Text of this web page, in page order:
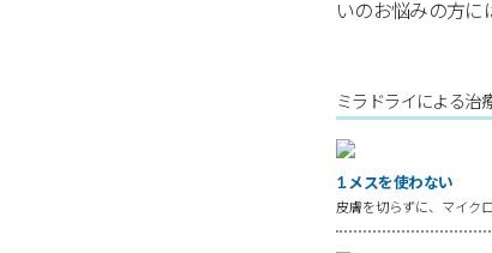
ミラドライによる治
1. メスを使わない
皮膚を切らずに、マイク